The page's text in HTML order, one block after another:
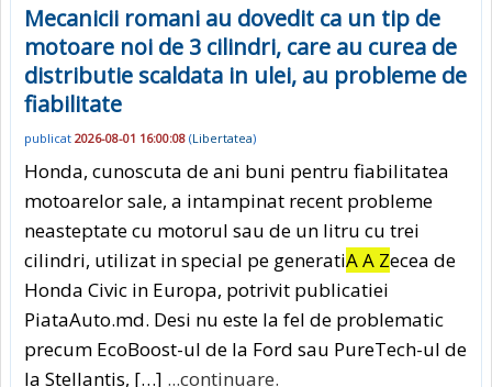
Mecanicii romani au dovedit ca un tip de
motoare noi de 3 cilindri, care au curea de
distributie scaldata in ulei, au probleme de
fiabilitate
publicat 2026-08-01 16:00:08 (Libertatea)
Honda, cunoscuta de ani buni pentru fiabilitatea
motoarelor sale, a intampinat recent probleme
neasteptate cu motorul sau de un litru cu trei
cilindri, utilizat in special pe generatiA A Zecea de
Honda Civic in Europa, potrivit publicatiei
PiataAuto.md. Desi nu este la fel de problematic
precum EcoBoost-ul de la Ford sau PureTech-ul de
la Stellantis, […] ...continuare.